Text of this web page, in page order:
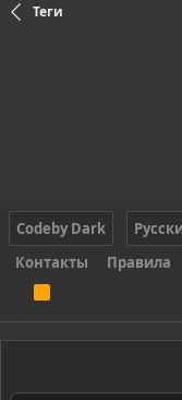
Теги
Codeby Dark
Контакты
Правила
S